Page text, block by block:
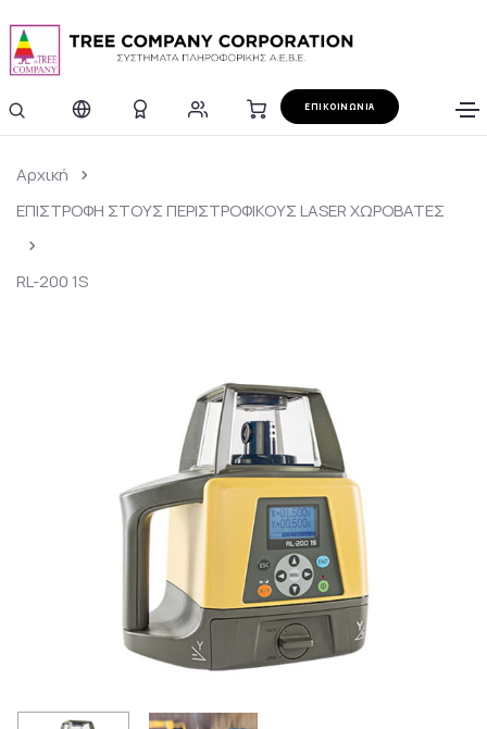
ΕΠΙΚΟΙΝΩΝΙΑ
Αρχική
ΕΠΙΣΤΡΟΦΗ ΣΤΟΥΣ ΠΕΡΙΣΤΡΟΦΙΚΟΥΣ LASER ΧΩΡΟΒΑΤΕΣ
RL-200 1S